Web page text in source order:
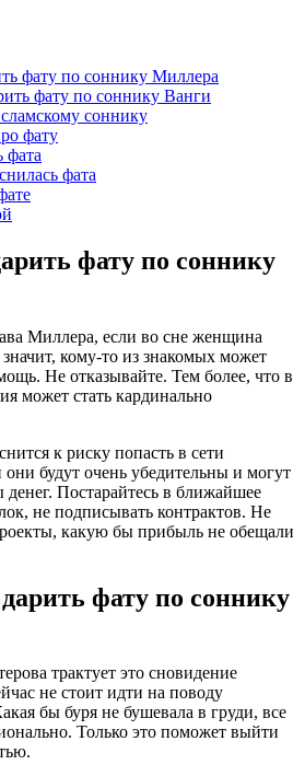
фату по соннику Миллера
фату по соннику Ванги
соннику
фату
фата
фата
фату по соннику
Миллера, если во сне женщина
кому-то из знакомых может
Не отказывайте. Тем более, что в
может стать кардинально
к риску попасть в сети
будут очень убедительны и могут
Постарайтесь в ближайшее
не подписывать контрактов. Не
какую бы прибыль не обещали
фату по соннику
трактует это сновидение
не стоит идти на поводу
бы буря не бушевала в груди, все
Только это поможет выйти